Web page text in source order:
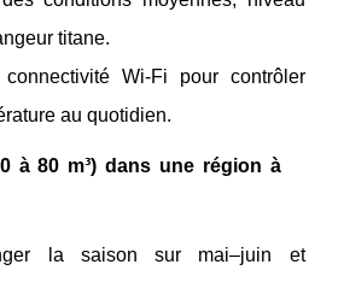
titane.
Wi‑Fi pour contrôler
au quotidien.
à 80 m³) dans une région à
la saison sur mai–juin et